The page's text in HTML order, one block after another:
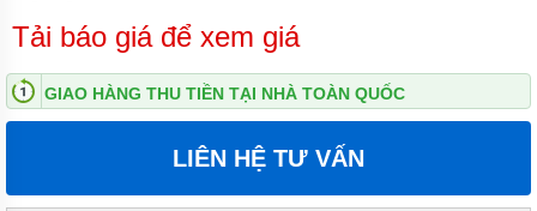
CHẤT
MÁY
BƠM
CHÌM
Tải báo giá để xem giá
GIAO HÀNG THU TIỀN TẠI NHÀ TOÀN QUỐC
LIÊN HỆ TƯ VẤN